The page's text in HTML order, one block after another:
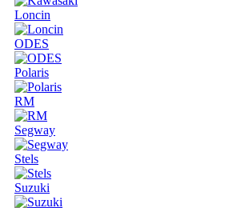
Loncin
ODES
Polaris
RM
Segway
Stels
Suzuki